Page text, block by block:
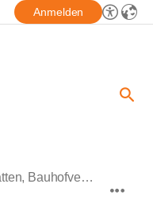
Anmelden
Ortsbild, Spielplätze, Sportstätten, Bauhofverwaltung